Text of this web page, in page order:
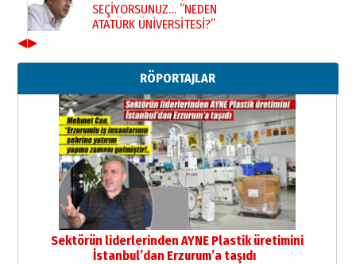
SEÇİYORSUNUZ… “NEDEN
ATATÜRK ÜNİVERSİTESİ?”
Ahmed Yesevi’den bir Alperen…
”Reisimiz” idi… Hakka yürüdü.!
26 Mart 2026 Perşembe
Cem Bakırcı
Ardında bıraktığı hatıralarıyla
gönül adamı Faruk Terzioğlu!
13 Mayıs 2026 Çarşamba
Esat BİNDESEN
Başkan Sekmen’den Erzurum’a
bir vizyon proje daha!
02 Ağustos 2026 Pazar
◀▶
RÖPORTAJLAR
Sektörün liderlerinden AYNE Plastik üretimini
İstanbul’dan Erzurum’a taşıdı